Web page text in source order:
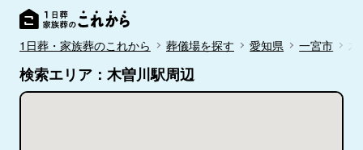
1日葬・家族葬のこれから 葬儀場を探す 愛知県 一宮市
検索エリア：木曽川駅周辺